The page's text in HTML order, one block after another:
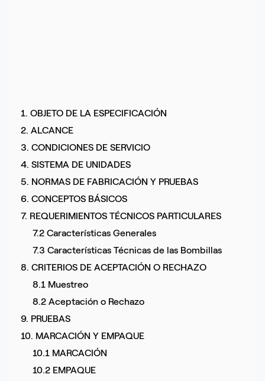
1. OBJETO DE LA ESPECIFICACIÓN
2. ALCANCE
3. CONDICIONES DE SERVICIO
4. SISTEMA DE UNIDADES
5. NORMAS DE FABRICACIÓN Y PRUEBAS
6. CONCEPTOS BÁSICOS
7. REQUERIMIENTOS TÉCNICOS PARTICULARES
7.2 Características Generales
7.3 Características Técnicas de las Bombillas
8. CRITERIOS DE ACEPTACIÓN O RECHAZO
8.1 Muestreo
8.2 Aceptación o Rechazo
9. PRUEBAS
10. MARCACIÓN Y EMPAQUE
10.1 MARCACIÓN
10.2 EMPAQUE